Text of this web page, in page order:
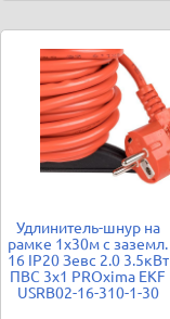
Удлинитель-шнур на
рамке 1х30м с заземл.
16 IP20 Зевс 2.0 3.5кВт
ПВС 3х1 PROxima EKF
USRB02-16-310-1-30